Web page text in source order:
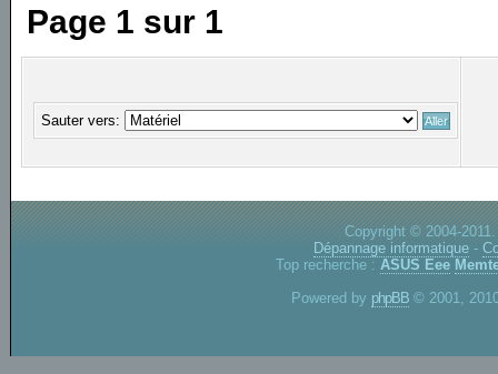
Page 1 sur 1
Sauter vers:
Copyright © 2004-
Dépannage informatique -
Top recherche : ASUS Eee
Powered by phpBB © 2001,